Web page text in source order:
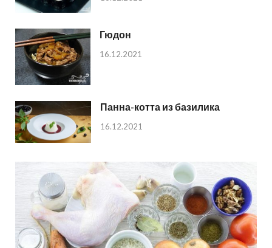
Гюдон
16.12.2021
Панна-котта из базилика
16.12.2021